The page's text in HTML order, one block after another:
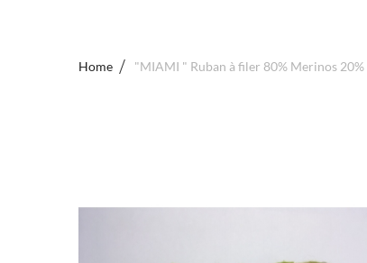
Home "MIAMI " Ruban à filer 80% Merinos 20%